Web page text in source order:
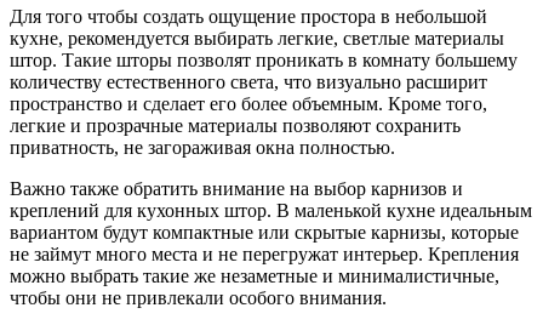
Для того чтобы создать ощущение простора в небольшой
кухне, рекомендуется выбирать легкие, светлые материалы
штор. Такие шторы позволят проникать в комнату большему
количеству естественного света, что визуально расширит
пространство и сделает его более объемным. Кроме того,
легкие и прозрачные материалы позволяют сохранить
приватность, не загораживая окна полностью.
Важно также обратить внимание на выбор карнизов и
креплений для кухонных штор. В маленькой кухне идеальным
вариантом будут компактные или скрытые карнизы, которые
не займут много места и не перегружат интерьер. Крепления
можно выбрать такие же незаметные и минималистичные,
чтобы они не привлекали особого внимания.